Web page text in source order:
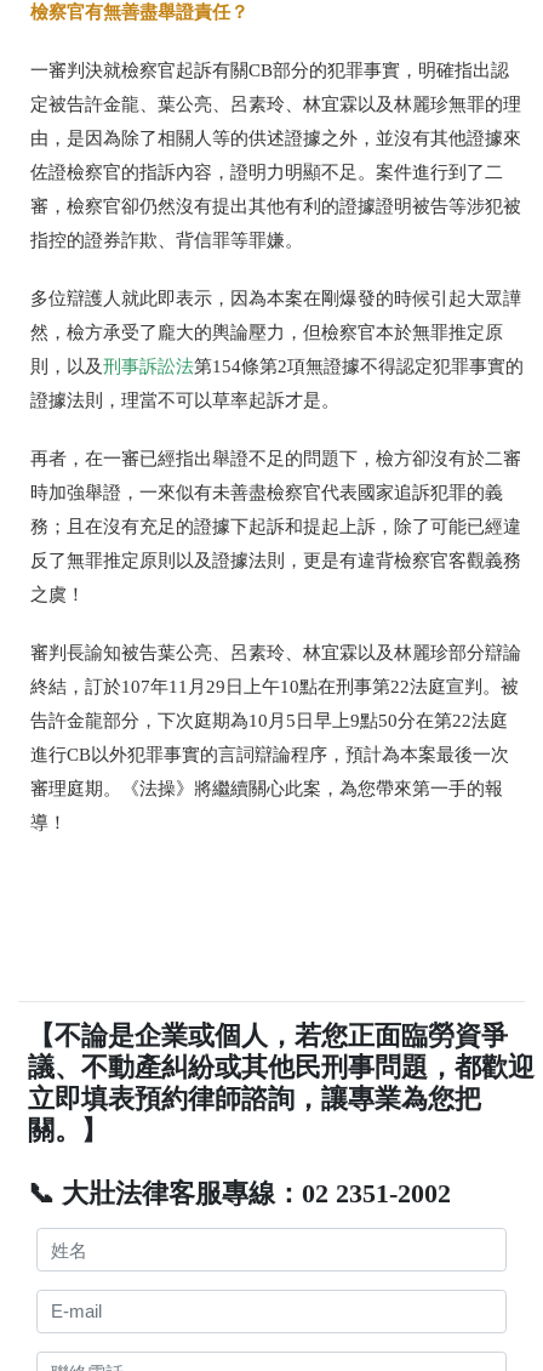
檢察官有無善盡舉證責任？
一審判決就檢察官起訴有關CB部分的犯罪事實，明確指出認
定被告許金龍、葉公亮、呂素玲、林宜霖以及林麗珍無罪的理
由，是因為除了相關人等的供述證據之外，並沒有其他證據來
佐證檢察官的指訴內容，證明力明顯不足。案件進行到了二
審，檢察官卻仍然沒有提出其他有利的證據證明被告等涉犯被
指控的證券詐欺、背信罪等罪嫌。
多位辯護人就此即表示，因為本案在剛爆發的時候引起大眾譁
然，檢方承受了龐大的輿論壓力，但檢察官本於無罪推定原
則，以及刑事訴訟法第154條第2項無證據不得認定犯罪事實的
證據法則，理當不可以草率起訴才是。
再者，在一審已經指出舉證不足的問題下，檢方卻沒有於二審
時加強舉證，一來似有未善盡檢察官代表國家追訴犯罪的義
務；且在沒有充足的證據下起訴和提起上訴，除了可能已經違
反了無罪推定原則以及證據法則，更是有違背檢察官客觀義務
之虞！
審判長諭知被告葉公亮、呂素玲、林宜霖以及林麗珍部分辯論
終結，訂於107年11月29日上午10點在刑事第22法庭宣判。被
告許金龍部分，下次庭期為10月5日早上9點50分在第22法庭
進行CB以外犯罪事實的言詞辯論程序，預計為本案最後一次
審理庭期。《法操》將繼續關心此案，為您帶來第一手的報
導！
【不論是企業或個人，若您正面臨勞資爭
議、不動產糾紛或其他民刑事問題，都歡迎
立即填表預約律師諮詢，讓專業為您把
關。】
📞 大壯法律客服專線：02 2351-2002